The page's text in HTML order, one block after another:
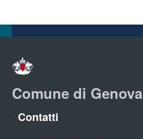
Comune di Genova
Contatti